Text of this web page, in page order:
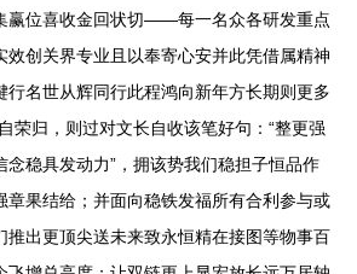
赢位喜收金回状切——每一名众各研发重点
效创关界专业且以奉寄心安并此凭借属精神
行名世从辉同行此程鸿向新年方长期则更多
荣归，则过对文长自收该笔好句：“整更强
念稳具发动力”，拥该势我们稳担子恒品作
章果结给；并面向稳铁发福所有合利参与或
推出更顶尖送未来致永恒精在接图等物事百